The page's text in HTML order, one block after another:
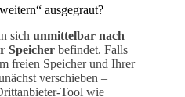
ausgegraut?
sich unmittelbar nach
Speicher befindet. Falls
freien Speicher und Ihrer
verschieben –
Tool wie